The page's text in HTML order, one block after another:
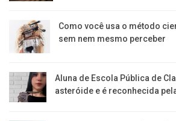
Como você usa o método
sem nem mesmo perceber
Aluna de Escola Pública de
asteróide e é reconhecida